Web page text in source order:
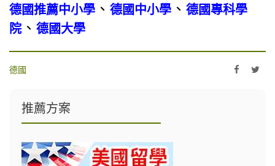
德國推薦中小學 、 德國中小學 、 德國專科學
院、 德國大學
德國
推薦方案